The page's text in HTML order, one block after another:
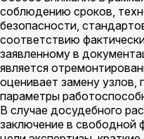
соблюдению сроков,
безопасности,
соответствию
заявленному в
является
оценивает замену
параметры
В случае досудебного
заключение в свободной